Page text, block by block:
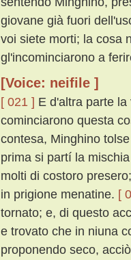
giovane già fuori
voi siete morti; la cosa
gl'incominciarono a
[Voice: neifile ]
[ 021 ] E d'altra parte
cominciarono questa
contesa, Minghino
prima si partí la
molti di costoro
in prigione menatine. [
tornato; e, di questo
e trovato che in niuna
proponendo seco,